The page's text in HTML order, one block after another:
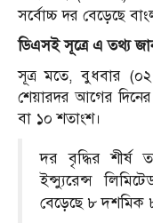
সর্বোচ্চ দর বেড়েছে
ডিএসই সূত্রে এ তথ্য
সূত্র মতে, বুধবার (০২
শেয়ারদর আগের
বা ১০ শতাংশ।
দর বৃদ্ধির শীর্ষ
ইন্স্যুরেন্স
বেড়েছে ৮ দশমিক